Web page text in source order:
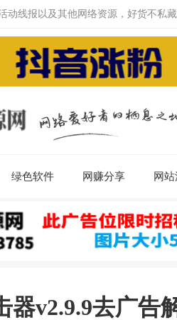
动线报以及其他网络资源，好货不私
绿色软件 网赚分享 网
器v2.9.9去广告